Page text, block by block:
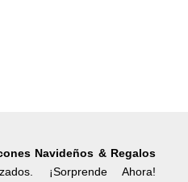
Navideños & Regalos
¡Sorprende Ahora!